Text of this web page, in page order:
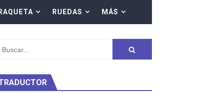
Project
RAQUETA RUEDAS MÁS